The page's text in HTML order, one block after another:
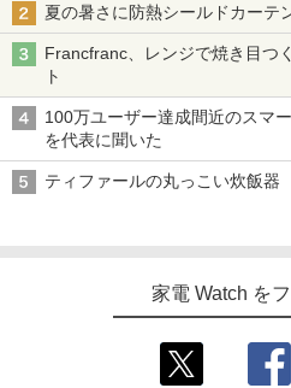
夏の暑さに防熱シールドカー
Francfranc、レンジで焼き目つ
ト
100万ユーザー達成間近のスマ
を代表に聞いた
ティファールの丸っこい炊飯
家電 Watch を